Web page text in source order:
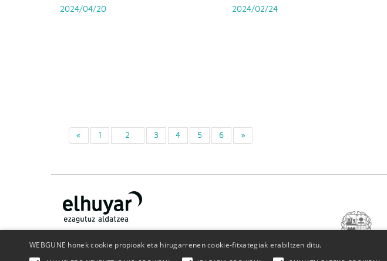
2024/04/20 2024/02/24
« 1 2 3 4 5 6 »
WEBGUNE honek cookie propioak eta hirugarrenen cookie-fitxategiak erabiltzen ditu.